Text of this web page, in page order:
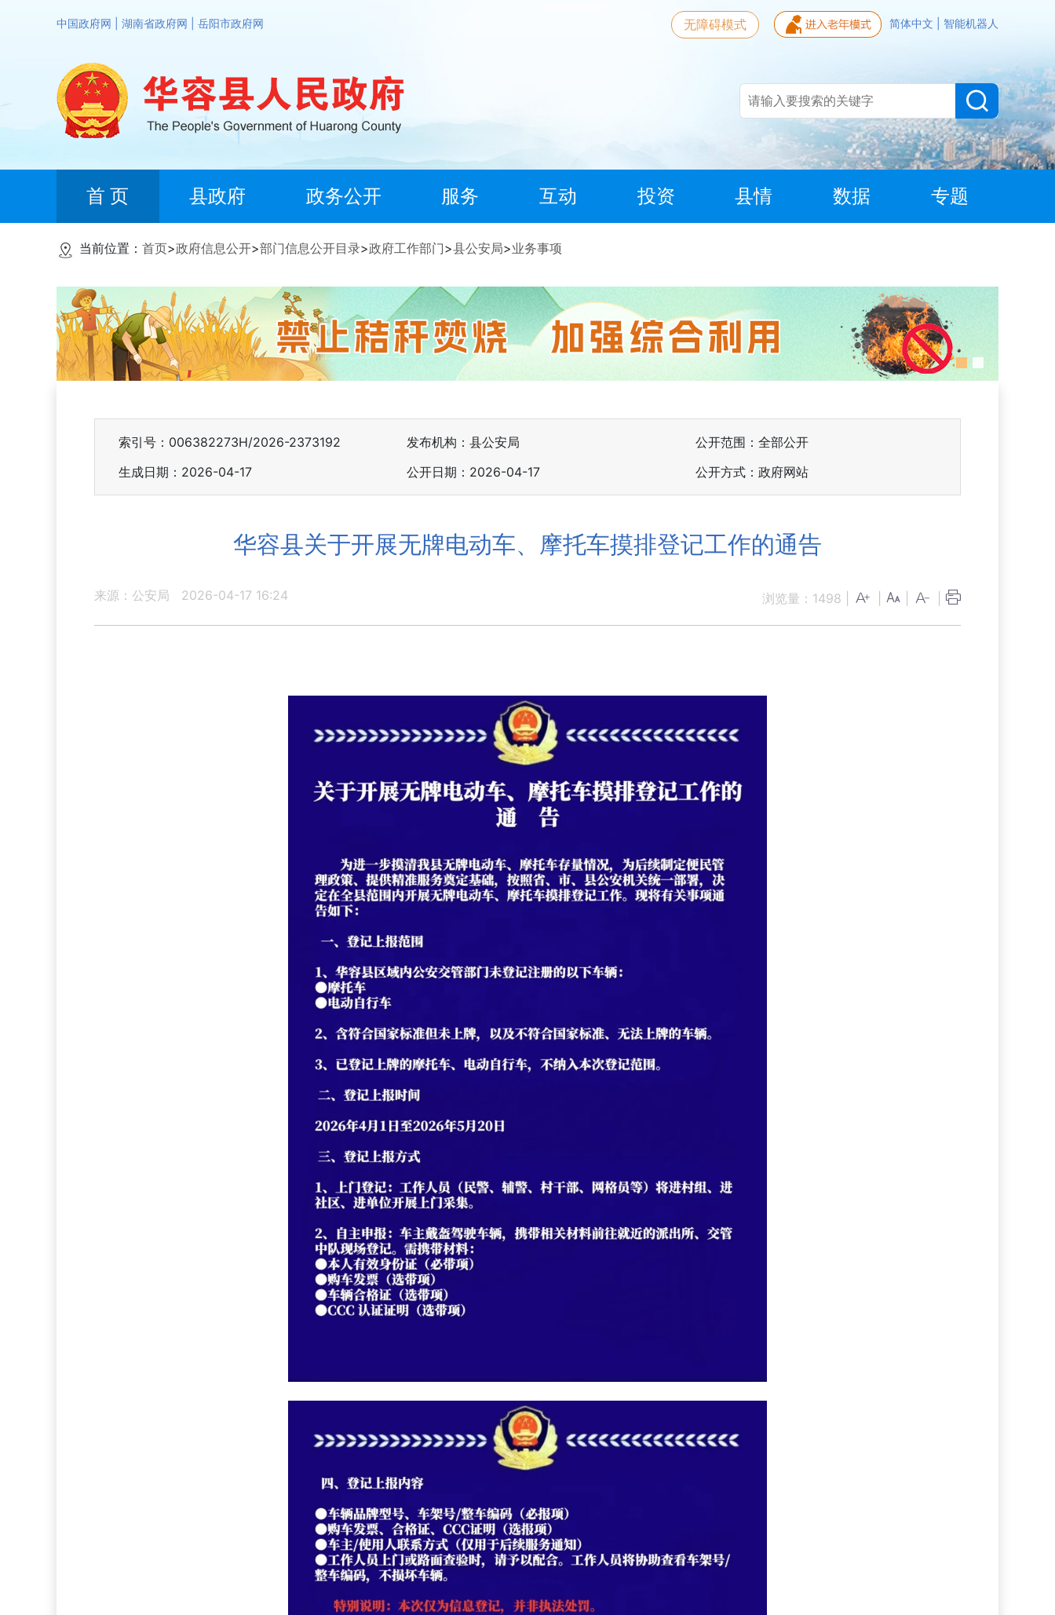
中国政府网 湖南省政府网 岳阳市政府网 简体中文 智能机器人
无障碍模式
首 页 县政府 政务公开 服务 互动 投资 县情 数据 专题
当前位置： 首页>政府信息公开>部门信息公开目录>政府工作部门>县公安局>业务事项
索引号：006382273H/2026-2373192 发布机构：县公安局
公开范围：全部公开
生成日期：2026-04-17
公开日期：2026-04-17 公开方式：政府网站
华容县关于开展无牌电动车、摩托车摸排登记工作的通告
来源：公安局 2026-04-17 16:24 浏览量： 1498